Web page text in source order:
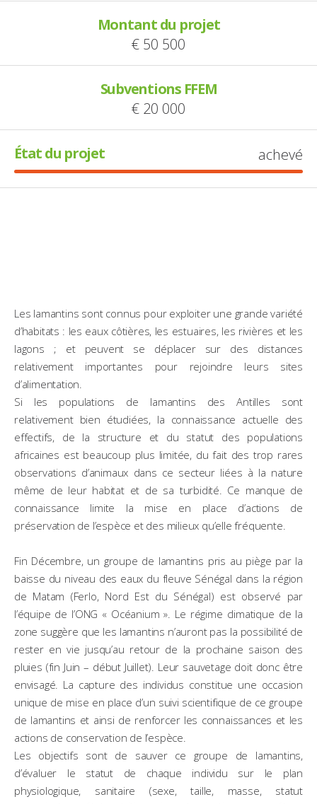
Montant du projet
€ 50 500
Subventions FFEM
€ 20 000
État du projet achevé
Les lamantins sont connus pour exploiter une grande variété
d’habitats : les eaux côtières, les estuaires, les rivières et les
lagons ; et peuvent se déplacer sur des distances
relativement importantes pour rejoindre leurs sites
d’alimentation.
Si les populations de lamantins des Antilles sont
relativement bien étudiées, la connaissance actuelle des
effectifs, de la structure et du statut des populations
africaines est beaucoup plus limitée, du fait des trop rares
observations d’animaux dans ce secteur liées à la nature
même de leur habitat et de sa turbidité. Ce manque de
connaissance limite la mise en place d’actions de
préservation de l’espèce et des milieux qu’elle fréquente.
Fin Décembre, un groupe de lamantins pris au piège par la
baisse du niveau des eaux du fleuve Sénégal dans la région
de Matam (Ferlo, Nord Est du Sénégal) est observé par
l’équipe de l’ONG « Océanium ». Le régime climatique de la
zone suggère que les lamantins n’auront pas la possibilité de
rester en vie jusqu’au retour de la prochaine saison des
pluies (fin Juin – début Juillet). Leur sauvetage doit donc être
envisagé. La capture des individus constitue une occasion
unique de mise en place d’un suivi scientifique de ce groupe
de lamantins et ainsi de renforcer les connaissances et les
actions de conservation de l’espèce.
Les objectifs sont de sauver ce groupe de lamantins,
d’évaluer le statut de chaque individu sur le plan
physiologique, sanitaire (sexe, taille, masse, statut